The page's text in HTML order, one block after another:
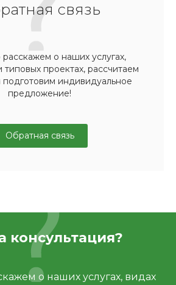
связь
о наших услугах,
типовых проектах, рассчитаем
подготовим индивидуальное
предложение!
Обратная связь
консультация?
о наших услугах, видах